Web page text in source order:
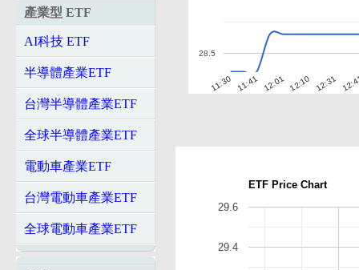
產業型 ETF
AI科技 ETF
半導體產業ETF
台灣半導體產業ETF
全球半導體產業ETF
電動車產業ETF
台灣電動車產業ETF
全球電動車產業ETF
11:30 11:41 12:01 12:10 12:31
28.5
ETF Price Chart
29.4
29.6